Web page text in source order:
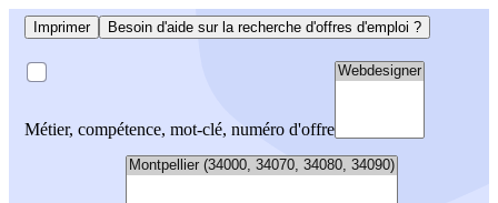
Imprimer Besoin d'aide sur la recherche d'offres d'emploi ?
Métier, compétence, mot-clé, numéro d'offre